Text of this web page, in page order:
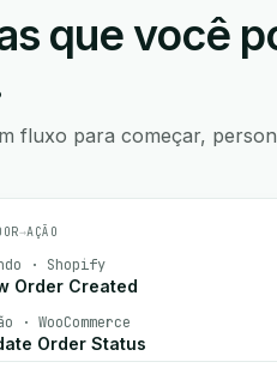
que você
fluxo para começar,
→AÇÃO
· Shopify
Order Created
· WooCommerce
Order Status